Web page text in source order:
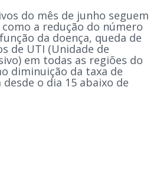
do mês de junho seguem
a redução do número
da doença, queda de
de UTI (Unidade de
em todas as regiões do
diminuição da taxa de
o dia 15 abaixo de